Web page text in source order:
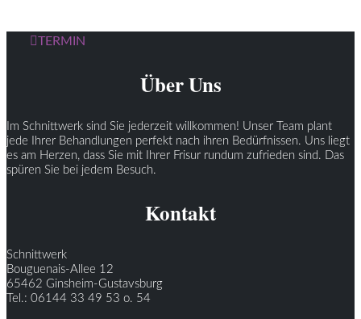
TERMIN
Über Uns
Im Schnittwerk sind Sie jederzeit willkommen! Unser Team plant
jede Ihrer Behandlungen perfekt nach ihren Bedürfnissen. Uns liegt
es am Herzen, dass Sie mit Ihrer Frisur rundum zufrieden sind. Das
spüren Sie bei jedem Besuch.
Kontakt
Schnittwerk
Bouguenais-Allee 12
65462 Ginsheim-Gustavsburg
Tel.: 06144 33 49 53 o. 54